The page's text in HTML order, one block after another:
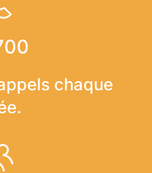
chaque